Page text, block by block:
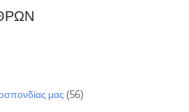
μας (56)